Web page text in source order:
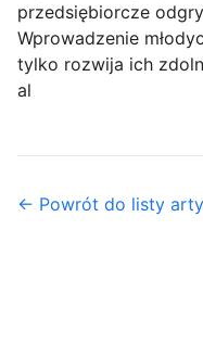
przedsiębiorcze
Wprowadzenie
tylko rozwija ich
al
← Powrót do listy